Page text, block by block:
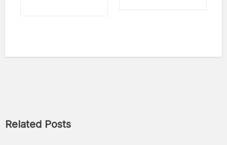
Related Posts